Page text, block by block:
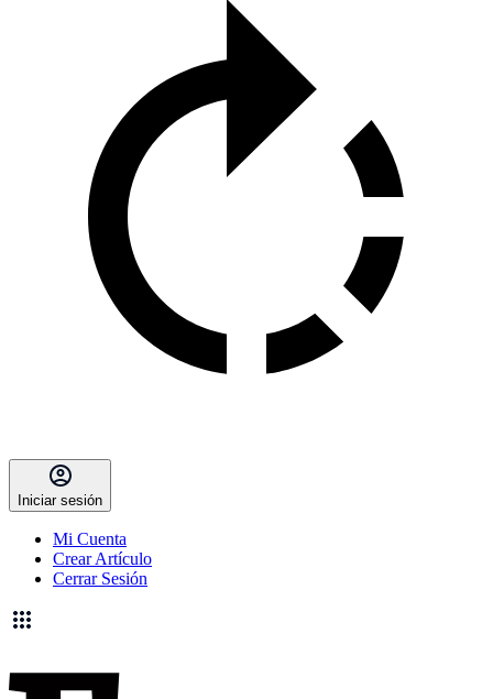
Iniciar sesión
Mi Cuenta
Crear Artículo
Cerrar Sesión